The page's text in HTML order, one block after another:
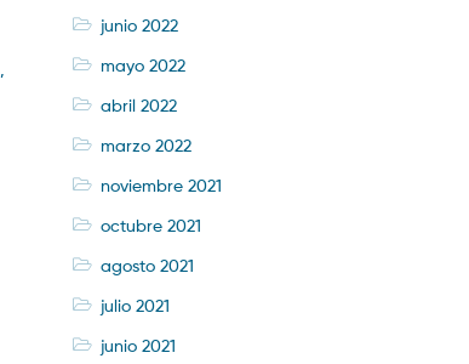
junio 2022
mayo 2022
abril 2022
marzo 2022
noviembre 2021
octubre 2021
agosto 2021
julio 2021
junio 2021